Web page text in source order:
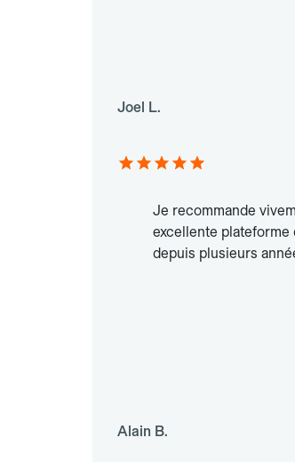
Joel L.
Je recommande
excellente plateforme
depuis plusieurs
Alain B.